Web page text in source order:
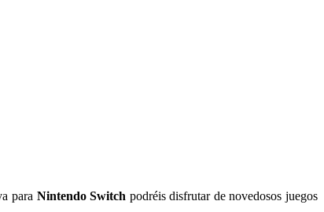
para Nintendo Switch podréis disfrutar de novedosos juegos